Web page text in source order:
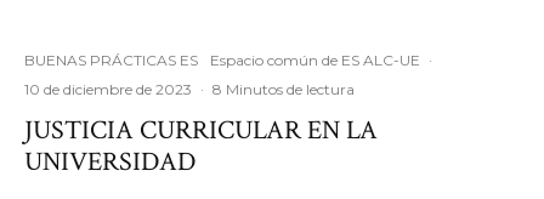
BUENAS PRÁCTICAS ES Espacio común de ES ALC-UE ·
10 de diciembre de 2023 · 8 Minutos de lectura
JUSTICIA CURRICULAR EN LA
UNIVERSIDAD